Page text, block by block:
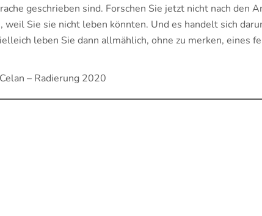
geschrieben sind. Forschen Sie jetzt nicht nach den
weil Sie sie nicht leben könnten. Und es handelt sich
leben Sie dann allmählich, ohne zu merken, eines
– Radierung 2020